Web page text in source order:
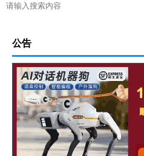
公告